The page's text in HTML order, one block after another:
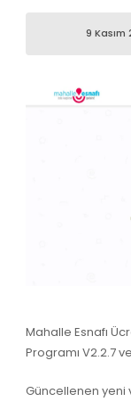
9 Kasım
Mahalle Esnafı
Programı V2.2.7
Güncellenen yeni